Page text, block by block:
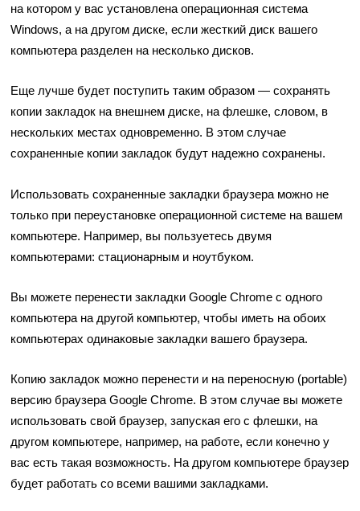
на котором у вас установлена операционная система
Windows, а на другом диске, если жесткий диск вашего
компьютера разделен на несколько дисков.
Еще лучше будет поступить таким образом — сохранять
копии закладок на внешнем диске, на флешке, словом, в
нескольких местах одновременно. В этом случае
сохраненные копии закладок будут надежно сохранены.
Использовать сохраненные закладки браузера можно не
только при переустановке операционной системе на вашем
компьютере. Например, вы пользуетесь двумя
компьютерами: стационарным и ноутбуком.
Вы можете перенести закладки Google Chrome с одного
компьютера на другой компьютер, чтобы иметь на обоих
компьютерах одинаковые закладки вашего браузера.
Копию закладок можно перенести и на переносную (portable)
версию браузера Google Chrome. В этом случае вы можете
использовать свой браузер, запуская его с флешки, на
другом компьютере, например, на работе, если конечно у
вас есть такая возможность. На другом компьютере браузер
будет работать со всеми вашими закладками.